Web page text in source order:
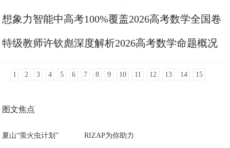
案等你来看！
想象力智能中高考100%覆盖2026高考数学全国卷
真题
特级教师许钦彪深度解析2026高考数学命题概况
1 2 3 4 5 6 7 8 9 10 11 12 13 14 15
图文焦点
夏山“萤火虫计划” RIZAP为你助力